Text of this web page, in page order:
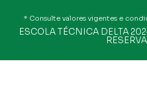
* Consulte valores vigentes e
ESCOLA TÉCNICA DELTA